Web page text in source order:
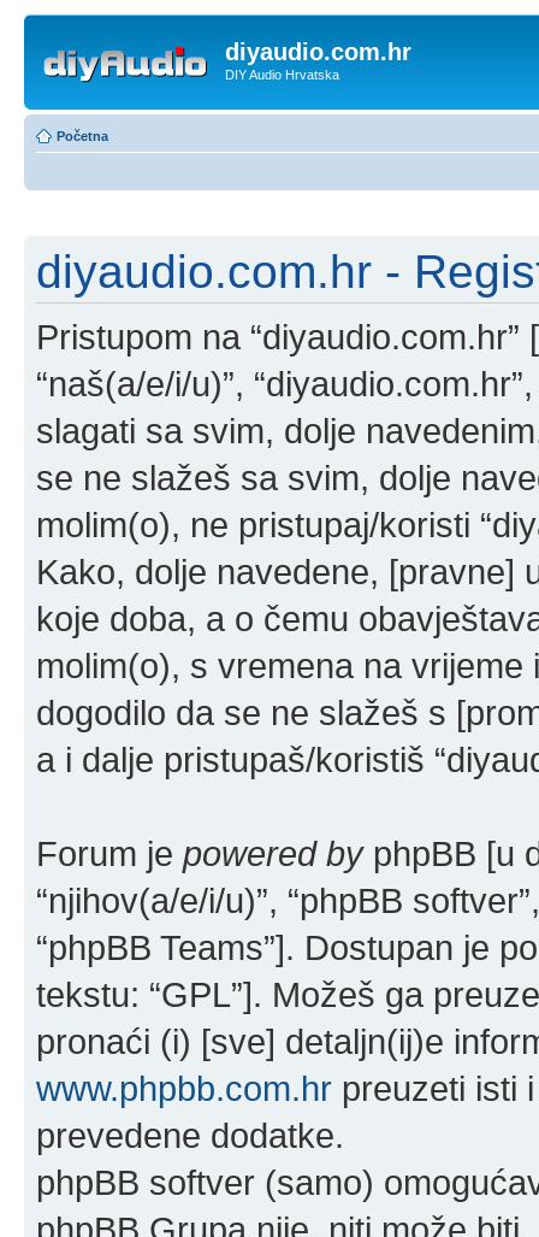
diyaudio.com.hr
DIY Audio Hrvatska
Početna
diyaudio.com.hr -
Pristupom na “diyaudio.com.hr”
“naš(a/e/i/u)”,
slagati sa svim, dolje
se ne slažeš sa svim, dolje
molim(o), ne pristupaj/koristi
Kako, dolje navedene, [pravne]
koje doba, a o čemu
molim(o), s vremena na
dogodilo da se ne slažeš s
a i dalje pristupaš/koristiš
Forum je powered byphpBB [u
“njihov(a/e/i/u)”, “phpBB
“phpBB Teams”]. Dostupan je
tekstu: “GPL”]. Možeš ga
pronaći (i) [sve] detaljn(ij)e
www.phpbb.com.hr preuzeti isti
prevedene dodatke.
phpBB softver (samo)